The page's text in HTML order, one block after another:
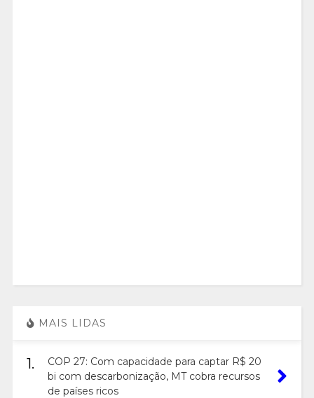
MAIS LIDAS
1.
COP 27: Com capacidade para captar R$ 20
bi com descarbonização, MT cobra recursos
de países ricos